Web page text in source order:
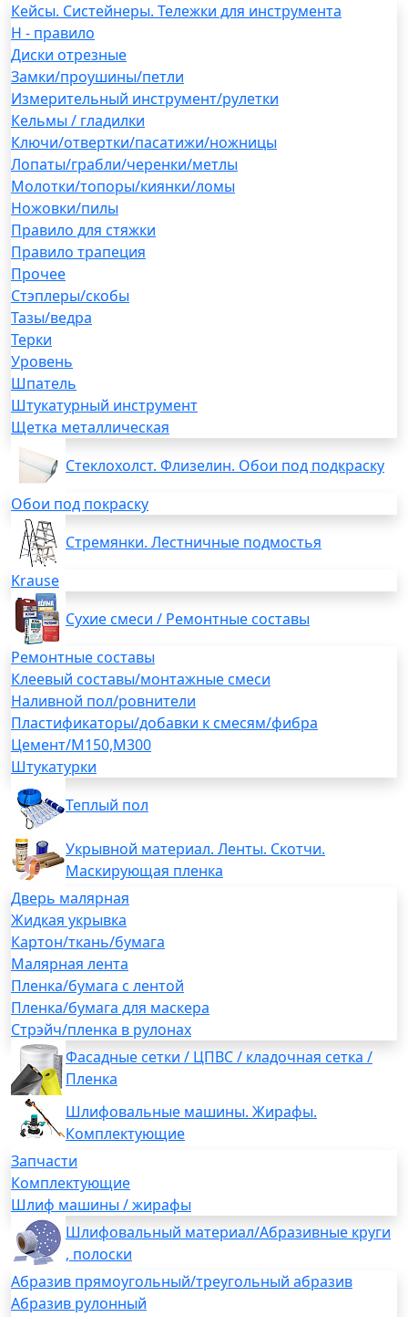
Кейсы. Систейнеры. Тележки для инструмента
H - правило
Диски отрезные
Замки/проушины/петли
Измерительный инструмент/рулетки
Кельмы / гладилки
Ключи/отвертки/пасатижи/ножницы
Лопаты/грабли/черенки/метлы
Молотки/топоры/киянки/ломы
Ножовки/пилы
Правило для стяжки
Правило трапеция
Прочее
Стэплеры/скобы
Тазы/ведра
Терки
Уровень
Шпатель
Штукатурный инструмент
Щетка металлическая
Стеклохолст. Флизелин. Обои под подкраску
Обои под покраску
Стремянки. Лестничные подмостья
Krause
Сухие смеси / Ремонтные составы
Ремонтные составы
Клеевый составы/монтажные смеси
Наливной пол/ровнители
Пластификаторы/добавки к смесям/фибра
Цемент/М150,М300
Штукатурки
Теплый пол
Укрывной материал. Ленты. Скотчи.
Маскирующая пленка
Дверь малярная
Жидкая укрывка
Картон/ткань/бумага
Малярная лента
Пленка/бумага с лентой
Пленка/бумага для маскера
Стрэйч/пленка в рулонах
Фасадные сетки / ЦПВС / кладочная сетка /
Пленка
Шлифовальные машины. Жирафы.
Комплектующие
Запчасти
Комплектующие
Шлиф машины / жирафы
Шлифовальный материал/Абразивные круги
, полоски
Абразив прямоугольный/треугольный абразив
Абразив рулонный